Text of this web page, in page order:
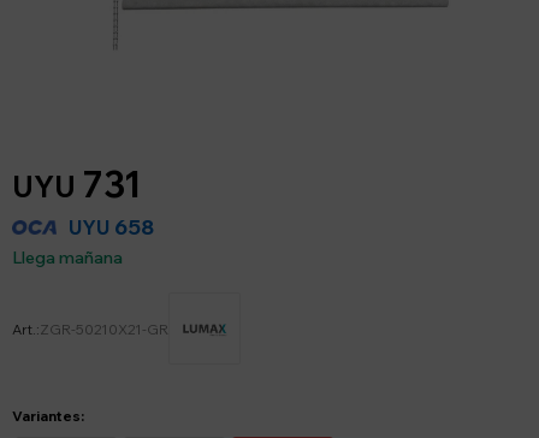
UYU 731
UYU 658
Llega mañana
ZGR-50210X21-GR
Variantes: